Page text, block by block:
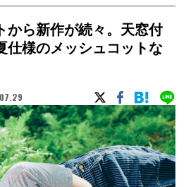
から新作が続々。天窓付
仕様のメッシュコットな